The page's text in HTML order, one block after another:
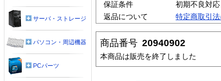
保証条件
初期不良対
返品について
特定商取引
商品番号 20940902
本商品は販売を終了しました
サーバ・ストレージ
パソコン・周辺機器
PCパーツ